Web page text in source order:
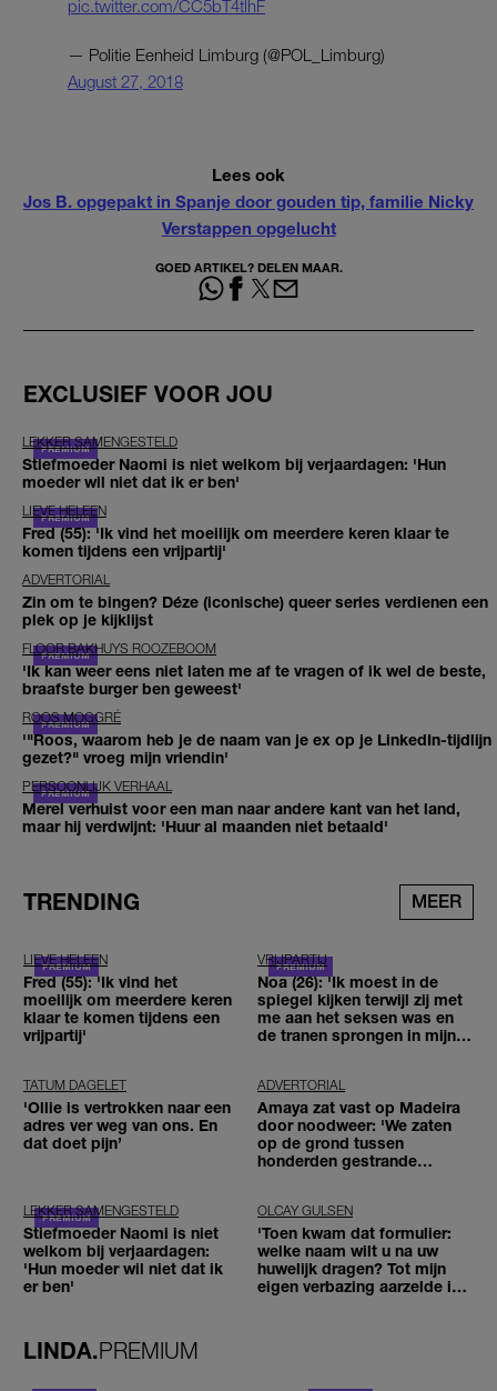
pic.twitter.com/CC5bT4tlhF
— Politie Eenheid Limburg (@POL_Limburg)
August 27, 2018
Lees ook
Jos B. opgepakt in Spanje door gouden tip, familie Nicky
Verstappen opgelucht
GOED ARTIKEL? DELEN MAAR.
EXCLUSIEF VOOR JOU
LEKKER SAMENGESTELD
Stiefmoeder Naomi is niet welkom bij verjaardagen: 'Hun
moeder wil niet dat ik er ben'
LIEVE HELEEN
Fred (55): 'Ik vind het moeilijk om meerdere keren klaar te
komen tijdens een vrijpartij'
ADVERTORIAL
Zin om te bingen? Déze (iconische) queer series verdienen een
plek op je kijklijst
FLOOR BAKHUYS ROOZEBOOM
'Ik kan weer eens niet laten me af te vragen of ik wel de beste,
braafste burger ben geweest'
ROOS MOGGRÉ
'"Roos, waarom heb je de naam van je ex op je LinkedIn-tijdlijn
gezet?" vroeg mijn vriendin'
PERSOONLIJK VERHAAL
Merel verhuist voor een man naar andere kant van het land,
maar hij verdwijnt: 'Huur al maanden niet betaald'
TRENDING MEER
LIEVE HELEEN
Fred (55): 'Ik vind het
moeilijk om meerdere keren
klaar te komen tijdens een
vrijpartij'
VRIJPARTIJ
Noa (26): 'Ik moest in de
spiegel kijken terwijl zij met
me aan het seksen was en
de tranen sprongen in mijn
TATUM DAGELET
'Ollie is vertrokken naar een
adres ver weg van ons. En
dat doet pijn’
ADVERTORIAL
Amaya zat vast op Madeira
door noodweer: 'We zaten
op de grond tussen
honderden gestrande
LEKKER SAMENGESTELD
Stiefmoeder Naomi is niet
welkom bij verjaardagen:
'Hun moeder wil niet dat ik
er ben'
OLCAY GULSEN
'Toen kwam dat formulier:
welke naam wilt u na uw
huwelijk dragen? Tot mijn
eigen verbazing aarzelde ik
LINDA.PREMIUM